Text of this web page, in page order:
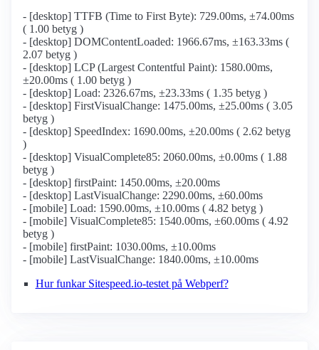
- [desktop] TTFB (Time to First Byte): 729.00ms, ±74.00ms
( 1.00 betyg )
- [desktop] DOMContentLoaded: 1966.67ms, ±163.33ms (
2.07 betyg )
- [desktop] LCP (Largest Contentful Paint): 1580.00ms,
±20.00ms ( 1.00 betyg )
- [desktop] Load: 2326.67ms, ±23.33ms ( 1.35 betyg )
- [desktop] FirstVisualChange: 1475.00ms, ±25.00ms ( 3.05
betyg )
- [desktop] SpeedIndex: 1690.00ms, ±20.00ms ( 2.62 betyg
)
- [desktop] VisualComplete85: 2060.00ms, ±0.00ms ( 1.88
betyg )
- [desktop] firstPaint: 1450.00ms, ±20.00ms
- [desktop] LastVisualChange: 2290.00ms, ±60.00ms
- [mobile] Load: 1590.00ms, ±10.00ms ( 4.82 betyg )
- [mobile] VisualComplete85: 1540.00ms, ±60.00ms ( 4.92
betyg )
- [mobile] firstPaint: 1030.00ms, ±10.00ms
- [mobile] LastVisualChange: 1840.00ms, ±10.00ms
Hur funkar Sitespeed.io-testet på Webperf?